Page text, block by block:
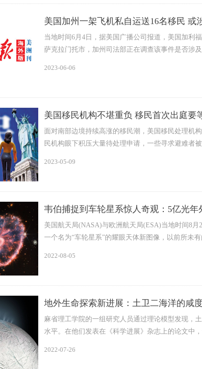
美国加州一架飞机私自运送16名移民 或
当地时间6月4日，据美国广播公司报道，美国加利
萨克拉门托市，加州司法部正在调查该事件是否涉及
2023-06-06
美国移民机构不堪重负 移民首次出庭要
面对南部边境持续高涨的移民潮，美国移民处理机
民机构眼下积压大量待处理申请，一些寻求避难者
2023-05-09
韦伯捕捉到车轮星系惊人奇观：5亿光年
美国航天局(NASA)与欧洲航天局(ESA)当地时间8
一个名为“车轮星系”的耀眼天体新图像，以前所未
2022-08-05
地外生命探索新进展：土卫二海洋的咸
麻省理工学院的一组研究人员通过理论模型发现，
水平。在他们发表在《科学进展》杂志上的论文中
2022-07-26